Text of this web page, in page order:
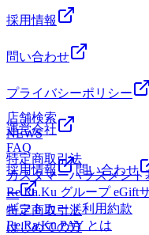
ピングセンター
7339≪営業時間≫10:00～
スムーズにご案内できま
レッチ】と【股関節スト
住所≫ 〒330-0854 埼
3 DOMショッピング
号≫ 048-871-7339≪営
採用情報
問い合わせ
プライバシーポリシー
運営会社
特定商取引法
カスタマーハラスメント
Re.Ra.Ku グループ eGift
ギフトカード利用約款
Re.Ra.Ku PAY とは
店舗検索
NEWS
FAQ
採用情報
問い合わせ
ー
特定商取引法
はじめての方